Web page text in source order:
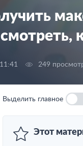
249
Выделить главное
Этот